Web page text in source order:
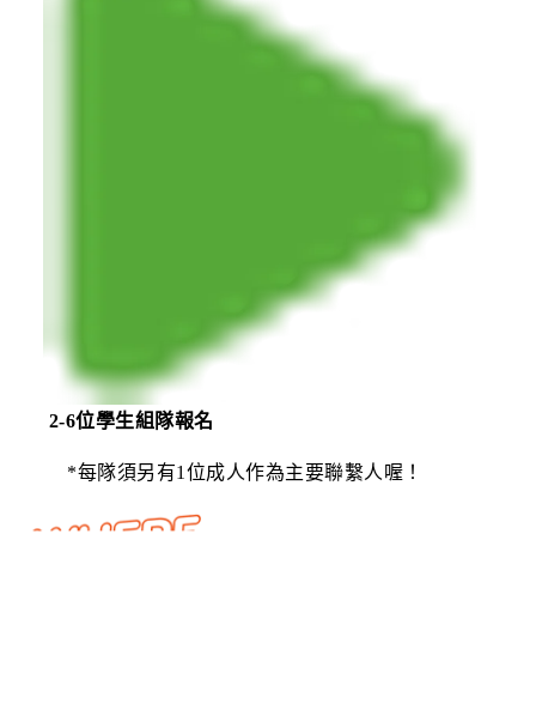
2-6位學生組隊報名
*每隊須另有1位成人作為主要聯繫人喔！